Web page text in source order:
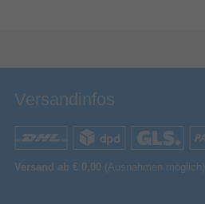
Versandinfos
Versand ab € 0,00 (Ausnahmen möglich)